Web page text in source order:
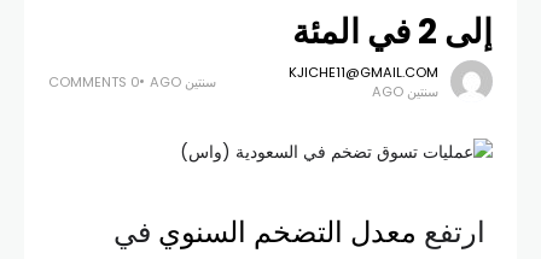
إلى 2 في المئة
KJICHE11@GMAIL.COM
سنتين AGO
سنتين AGO 0 COMMENTS
ارتفع معدل التضخم السنوي في